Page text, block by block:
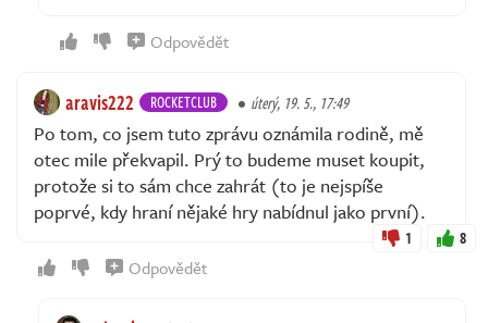
Odpovědět
aravis222 ROCKETCLUB úterý, 19. 5., 17:49
Po tom, co jsem tuto zprávu oznámila rodině, mě
otec mile překvapil. Prý to budeme muset koupit,
protože si to sám chce zahrát (to je nejspíše
poprvé, kdy hraní nějaké hry nabídnul jako první).
1 8
Odpovědět